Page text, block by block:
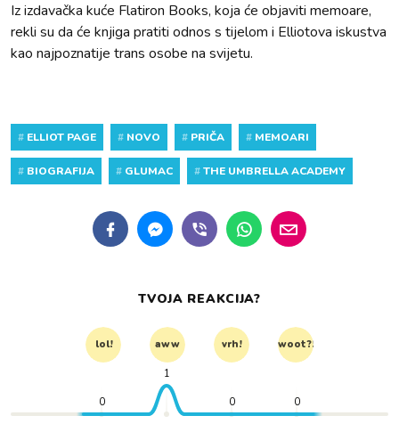
Iz izdavačka kuće Flatiron Books, koja će objaviti memoare,
rekli su da će knjiga pratiti odnos s tijelom i Elliotova iskustva
kao najpoznatije trans osobe na svijetu.
# ELLIOT PAGE # NOVO # PRIČA # MEMOARI
# BIOGRAFIJA # GLUMAC #THE UMBRELLA ACADEMY
TVOJA REAKCIJA?
lol! aww vrh! woot?!
0
1
0 0